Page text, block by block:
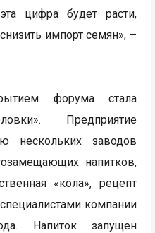
цифра будет расти,
импорт семян», –
форума стала
Предприятие
нескольких заводов
напитков,
«кола», рецепт
компании
Напиток запущен